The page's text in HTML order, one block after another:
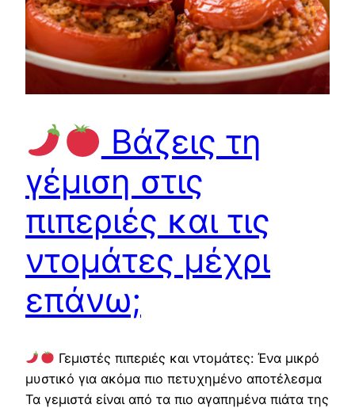
Βάζεις τη
γέμιση στις
πιπεριές και τις
ντομάτες μέχρι
επάνω;
Γεμιστές πιπεριές και ντομάτες: Ένα μικρό
μυστικό για ακόμα πιο πετυχημένο αποτέλεσμα
Τα γεμιστά είναι από τα πιο αγαπημένα πιάτα της